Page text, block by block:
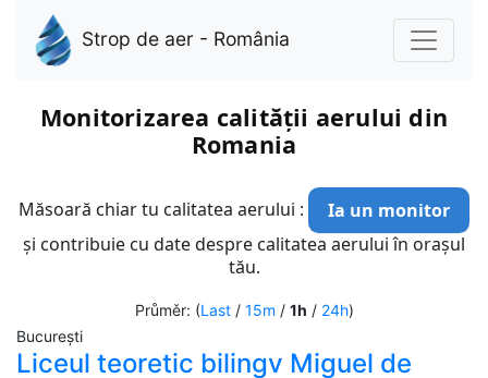
Strop de aer - România
Monitorizarea calității aerului din
Romania
Măsoară chiar tu calitatea aerului :
Ia un monitor
și contribuie cu date despre calitatea aerului în orașul
tău.
Průměr: (Last/ 15m / 1h / 24h)
București
Liceul teoretic bilingv Miguel de